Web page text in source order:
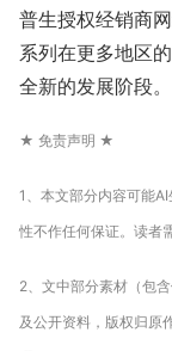
普生授权经销商
系列在更多地区
全新的发展阶段。
★ 免责声明 ★
1、本文部分内容可能
性不作任何保证。读者
2、文中部分素材（包
及公开资料，版权归原